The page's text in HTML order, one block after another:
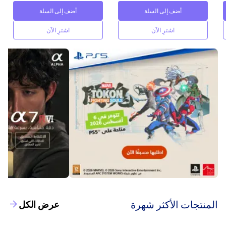
أضف إلى السلة
اشترِ الآن
أضف إلى السلة
اشترِ الآن
‫المنتجات الأكثر شهرة‬ عرض الكل